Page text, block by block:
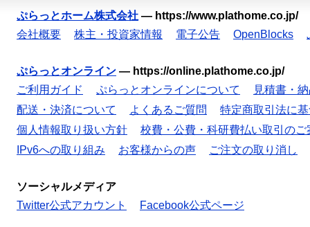
ぷらっとホーム株式会社 — https://www.plathome.co.jp/
会社概要
株主・投資家情報 電子公告 OpenBlocks
ぷらっとオンライン — https://online.plathome.co.jp/
ご利用ガイド
ぷらっとオンラインについて
見積書・
配送・決済について
よくあるご質問
特定商取引法に
個人情報取り扱い方針
校費・公費・科研費払い取引のご
IPv6への取り組み
お客様からの声 ご注文の取り消し
ソーシャルメディア
Twitter公式アカウント
Facebook公式ページ